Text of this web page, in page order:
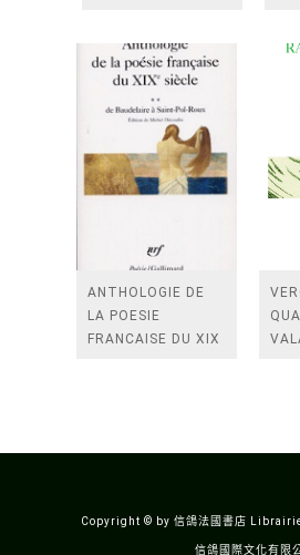
ANTHOLOGIE DE
LA POESIE
FRANCAISE DU XIX
Copyright © by 信鴿法國書店
信鴿國際文化有